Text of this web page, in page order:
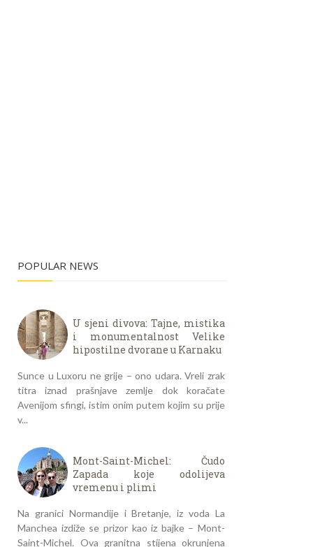
POPULAR NEWS
U sjeni divova: Tajne, mistika
i monumentalnost Velike
hipostilne dvorane u Karnaku
Sunce u Luxoru ne grije – ono udara. Vreli zrak
titra iznad prašnjave zemlje dok koračate
Avenijom sfingi, istim onim putem kojim su prije
v...
Mont-Saint-Michel: Čudo
Zapada koje odolijeva
vremenu i plimi
Na granici Normandije i Bretanje, iz voda La
Manchea izdiže se prizor kao iz bajke – Mont-
Saint-Michel. Ova granitna stijena okrunjena